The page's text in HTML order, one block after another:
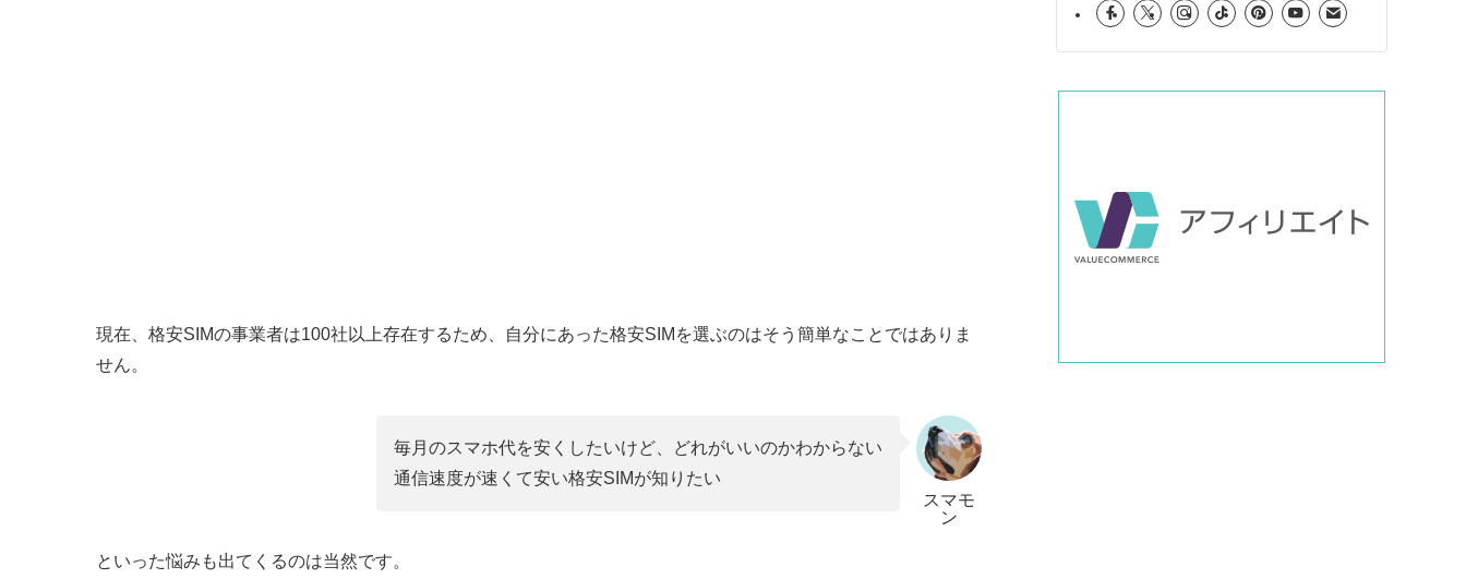
現在、格安SIMの事業者は100社以上存在するため、自分にあった格安SIMを選ぶのはそう簡単なことではありま
せん。
スマモ
ン
毎月のスマホ代を安くしたいけど、どれがいいのかわからない
通信速度が速くて安い格安SIMが知りたい
といった悩みも出てくるのは当然です。